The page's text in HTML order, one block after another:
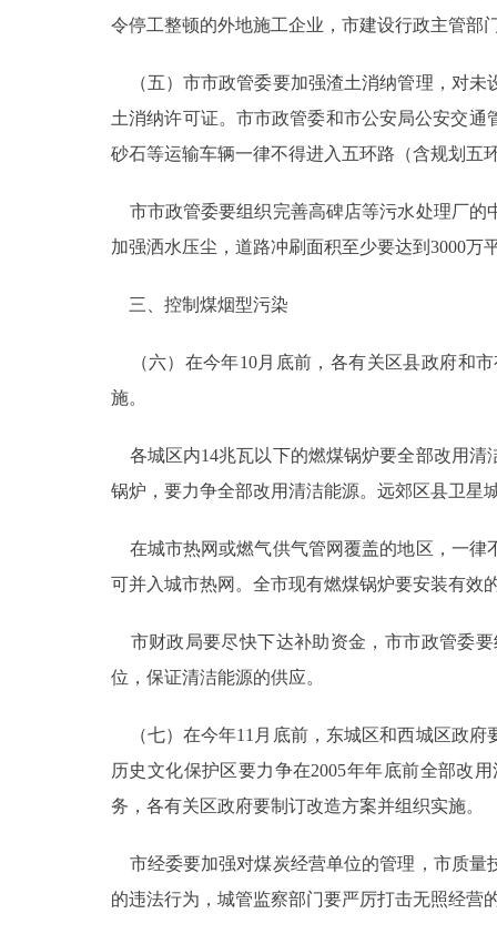
令停工整顿的外地施工企业，市建设行政主管部
（五）市市政管委要加强渣土消纳管理，对未
土消纳许可证。市市政管委和市公安局公安交
砂石等运输车辆一律不得进入五环路（含规划五
市市政管委要组织完善高碑店等污水处理厂的
加强洒水压尘，道路冲刷面积至少要达到3000
三、控制煤烟型污染
（六）在今年10月底前，各有关区县政府和
施。
各城区内14兆瓦以下的燃煤锅炉要全部改用清
锅炉，要力争全部改用清洁能源。远郊区县卫星
在城市热网或燃气供气管网覆盖的地区，一律
可并入城市热网。全市现有燃煤锅炉要安装有效
市财政局要尽快下达补助资金，市市政管委
位，保证清洁能源的供应。
（七）在今年11月底前，东城区和西城区政府
历史文化保护区要力争在2005年年底前全部改
务，各有关区政府要制订改造方案并组织实施。
市经委要加强对煤炭经营单位的管理，市质量
的违法行为，城管监察部门要严厉打击无照经营